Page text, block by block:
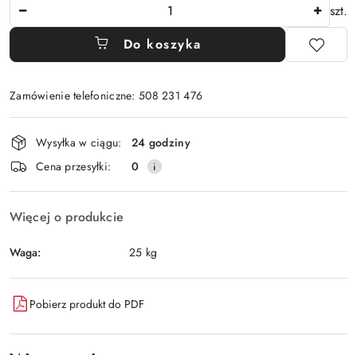
szt.
Do koszyka
Zamówienie telefoniczne: 508 231 476
Dostępność
i
dostawa
Wysyłka w ciągu:
24 godziny
Cena przesyłki:
0
Więcej o produkcie
Waga: 25 kg
Pobierz produkt do PDF